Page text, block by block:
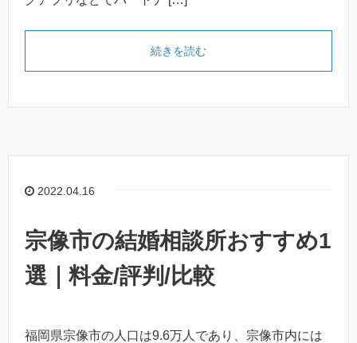
続きを読む
2022.04.16
宗像市の結婚相談所おすすめ1
選｜料金/評判/比較
福岡県宗像市の人口は9.6万人であり、宗像市内には